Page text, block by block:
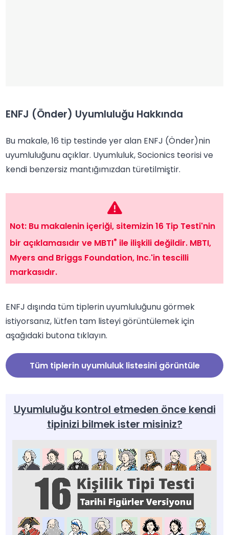
ENFJ (Önder) Uyumluluğu Hakkında
Bu makale, 16 tip testinde yer alan ENFJ (Önder)nin
uyumluluğunu açıklar. Uyumluluk, Socionics teorisi ve
kendi benzersiz mantığımızdan türetilmiştir.
Not: Bu makalenin içeriği, sitemizin 16 Tip Testi'nin
bir açıklamasıdır ve MBTI® ile ilişkili değildir. MBTI,
Myers and Briggs Foundation, Inc.'in tescilli
markasıdır.
ENFJ dışında tüm tiplerin uyumluluğunu görmek
istiyorsanız, lütfen tam listeyi görüntülemek için
aşağıdaki butona tıklayın.
Tüm tiplerin uyumluluk listesini görüntüle
Uyumluluğu kontrol etmeden önce kendi
tipinizi bilmek ister misiniz?